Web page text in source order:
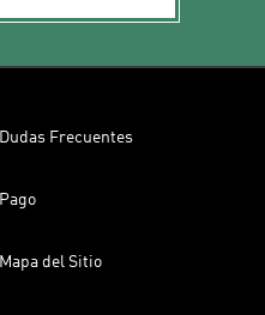
Dudas Frecuentes
Pago
Mapa del Sitio